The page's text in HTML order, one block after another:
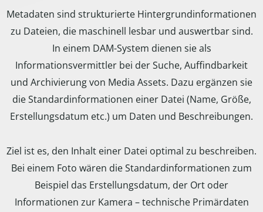
Metadaten sind strukturierte Hintergrundinformationen
zu Dateien, die maschinell lesbar und auswertbar sind.
In einem DAM-System dienen sie als
Informationsvermittler bei der Suche, Auffindbarkeit
und Archivierung von Media Assets. Dazu ergänzen sie
die Standardinformationen einer Datei (Name, Größe,
Erstellungsdatum etc.) um Daten und Beschreibungen.
Ziel ist es, den Inhalt einer Datei optimal zu beschreiben.
Bei einem Foto wären die Standardinformationen zum
Beispiel das Erstellungsdatum, der Ort oder
Informationen zur Kamera – technische Primärdaten